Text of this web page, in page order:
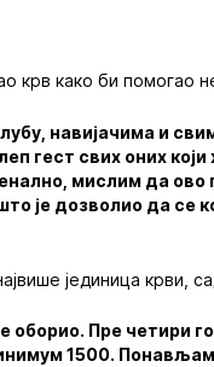
крв како би помогао
навијачима и
гест свих оних
мислим да ово
је дозволио да се
јединица крви,
оборио. Пре четири
1500.